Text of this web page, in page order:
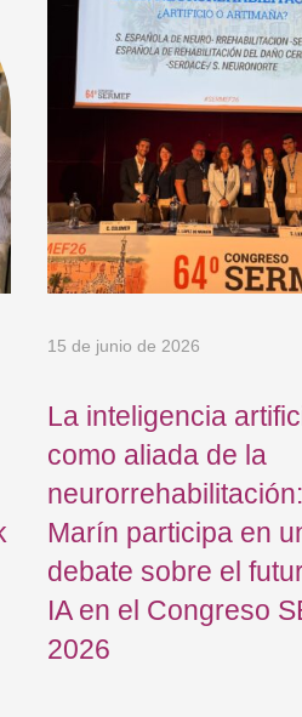
15 de junio de 2026
La inteligencia
como aliada de la
Marín participa en
debate sobre el
IA en el Congreso
2026